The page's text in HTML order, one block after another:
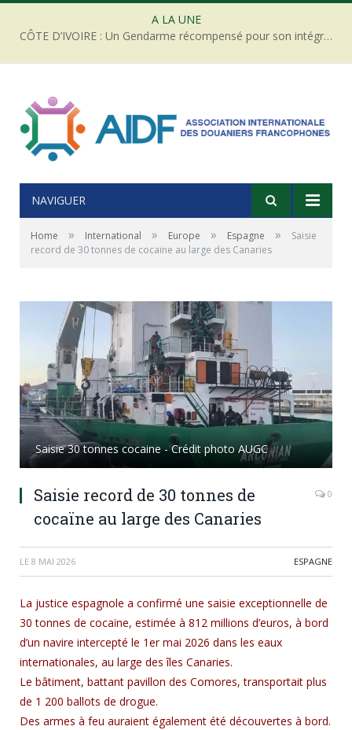
A LA UNE
CÔTE D’IVOIRE : Un Gendarme récompensé pour son intégrité face à une tentative de corruption
NAVIGUER
Home » International » Europe » Espagne »
Saisie
record de 30 tonnes de cocaïne au large des Canaries
Saisie 30 tonnes cocaine - Crédit photo AUGC
Saisie record de 30 tonnes de
cocaïne au large des Canaries
0
LE 8 MAI 2026 ESPAGNE
La justice espagnole a confirmé une saisie exceptionnelle de
30 tonnes de cocaïne, estimée à 812 millions d’euros, à bord
d’un navire intercepté le 1er mai 2026 dans les eaux
internationales, au large des îles Canaries.
Le bâtiment, battant pavillon des Comores, transportait plus
de 1 200 ballots de drogue.
Des armes à feu auraient également été découvertes à bord.